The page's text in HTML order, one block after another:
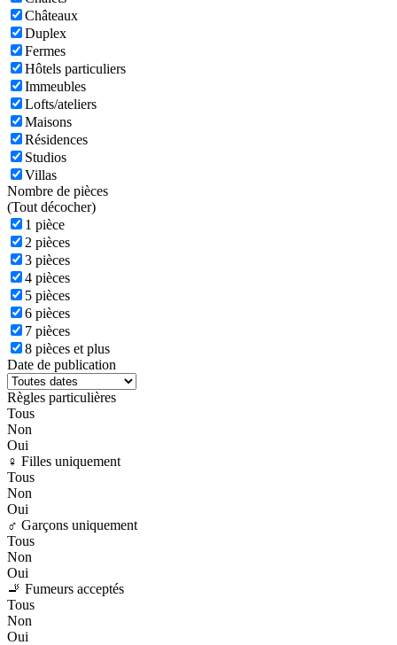
Châteaux
Duplex
Fermes
Hôtels particuliers
Immeubles
Lofts/ateliers
Maisons
Résidences
Studios
Villas
Nombre de pièces
(Tout décocher)
1 pièce
2 pièces
3 pièces
4 pièces
5 pièces
6 pièces
7 pièces
8 pièces et plus
Date de publication
Règles particulières
Tous
Non
Oui
♀️ Filles uniquement
Tous
Non
Oui
♂️ Garçons uniquement
Tous
Non
Oui
🚬 Fumeurs acceptés
Tous
Non
Oui